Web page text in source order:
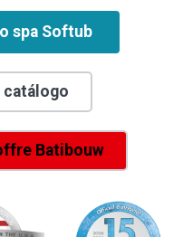
spa Softub
catálogo
Batibouw